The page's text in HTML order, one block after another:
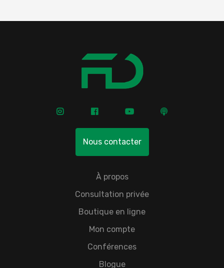
Nous contacter
À propos
Consultation privée
Boutique en ligne
Mon compte
Conférences
Blogue